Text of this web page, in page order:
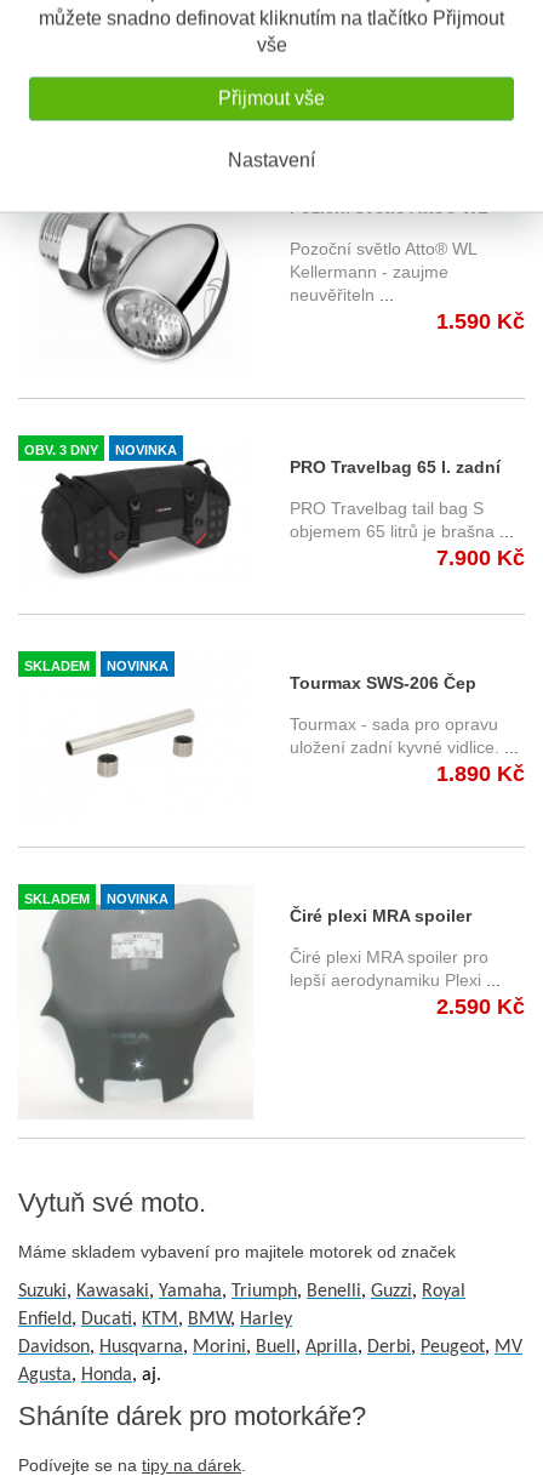
můžete snadno definovat kliknutím na tlačítko Přijmout
vše
Přijmout vše
Nastavení
1.190 Kč
Poziční světlo Atto® WL
Kellermann - chromované
tělo, čiré sklo
Pozoční světlo Atto® WL
Kellermann - zaujme
neuvěřiteln
1.590 Kč
OBV. 3 DNY NOVINKA
PRO Travelbag 65 l. zadní
sedlová brašna SW-Motech
BC.HTA.00.301.30000
PRO Travelbag tail bag S
objemem 65 litrů je brašna
7.900 Kč
SKLADEM NOVINKA
Tourmax SWS-206 Čep
zadní kyvné vidlice +
ložiska Yamaha XJR
Tourmax - sada pro opravu
uložení zadní kyvné vidlice.
1.890 Kč
SKLADEM NOVINKA
Čiré plexi MRA spoiler
Honda VTR 1000 F (97-06) -
Čiré plexi MRA spoiler pro
lepší aerodynamiku Plexi
2.590 Kč
Vytuň své moto.
Máme skladem vybavení pro majitele motorek od značek
Suzuki, Kawasaki, Yamaha, Triumph, Benelli, Guzzi, Royal
Enfield, Ducati, KTM, BMW, Harley
Davidson, Husqvarna, Morini, Buell, Aprilla, Derbi, Peugeot, MV
Agusta, Honda, aj.
Sháníte dárek pro motorkáře?
Podívejte se na tipy na dárek